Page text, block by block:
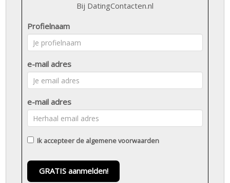
Bij DatingContacten.nl
Profielnaam
e-mail adres
e-mail adres
Ik accepteer de algemene voorwaarden
GRATIS aanmelden!